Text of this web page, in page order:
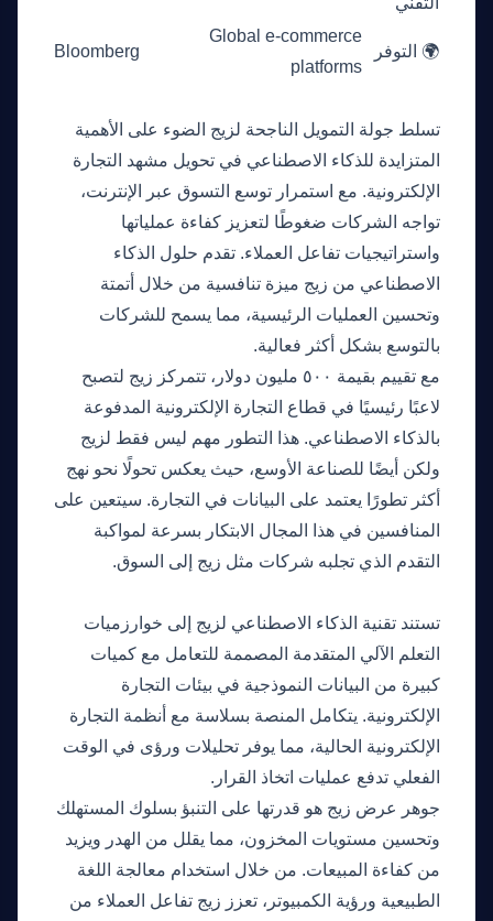
🌍 التوفر
Global e-commerce
platforms
Bloomberg
تسلط جولة التمويل الناجحة لزيج الضوء على الأهمية
المتزايدة للذكاء الاصطناعي في تحويل مشهد التجارة
الإلكترونية. مع استمرار توسع التسوق عبر الإنترنت،
تواجه الشركات ضغوطًا لتعزيز كفاءة عملياتها
واستراتيجيات تفاعل العملاء. تقدم حلول الذكاء
الاصطناعي من زيج ميزة تنافسية من خلال أتمتة
وتحسين العمليات الرئيسية، مما يسمح للشركات
بالتوسع بشكل أكثر فعالية.
مع تقييم بقيمة ٥٠٠ مليون دولار، تتمركز زيج لتصبح
لاعبًا رئيسيًا في قطاع التجارة الإلكترونية المدفوعة
بالذكاء الاصطناعي. هذا التطور مهم ليس فقط لزيج
ولكن أيضًا للصناعة الأوسع، حيث يعكس تحولًا نحو نهج
أكثر تطورًا يعتمد على البيانات في التجارة. سيتعين على
المنافسين في هذا المجال الابتكار بسرعة لمواكبة
التقدم الذي تجلبه شركات مثل زيج إلى السوق.
تستند تقنية الذكاء الاصطناعي لزيج إلى خوارزميات
التعلم الآلي المتقدمة المصممة للتعامل مع كميات
كبيرة من البيانات النموذجية في بيئات التجارة
الإلكترونية. يتكامل المنصة بسلاسة مع أنظمة التجارة
الإلكترونية الحالية، مما يوفر تحليلات ورؤى في الوقت
الفعلي تدفع عمليات اتخاذ القرار.
جوهر عرض زيج هو قدرتها على التنبؤ بسلوك المستهلك
وتحسين مستويات المخزون، مما يقلل من الهدر ويزيد
من كفاءة المبيعات. من خلال استخدام معالجة اللغة
الطبيعية ورؤية الكمبيوتر، تعزز زيج تفاعل العملاء من